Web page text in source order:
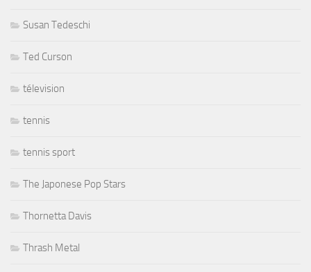
Susan Tedeschi
Ted Curson
télevision
tennis
tennis sport
The Japonese Pop Stars
Thornetta Davis
Thrash Metal